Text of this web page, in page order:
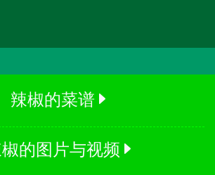
辣椒的菜谱
的图片与视频